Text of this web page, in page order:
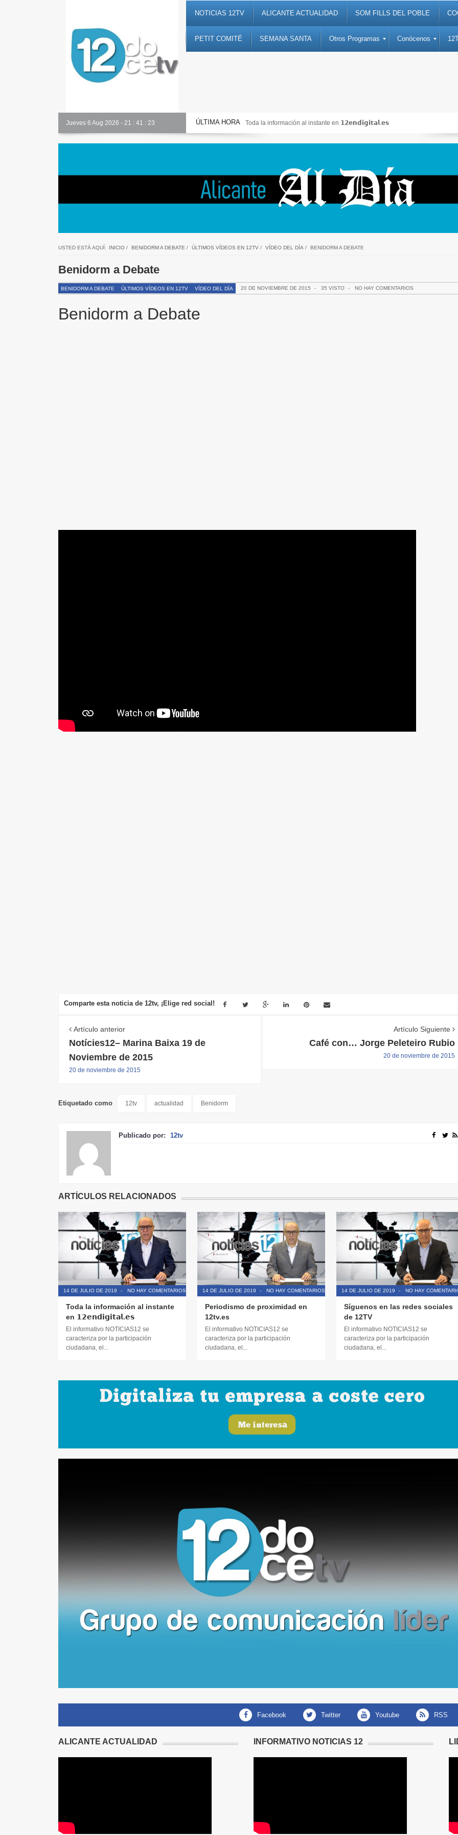
NOTICIAS 12TV ALICANTE ACTUALIDAD SOM FILLS DEL POBLE
PETIT COMITÉ SEMANA SANTA Otros Programas Conócenos
Jueves 6 Aug 2026 - 21 : 41 : 24 ÚLTIMA HORA
Alicante Actualidad Toda la información al instante en 𝟭𝟮𝗲𝗻𝗱𝗶𝗴𝗶𝘁𝗮𝗹.𝗲𝘀
USTED ESTÁ AQUÍ: INICIO/ BENIDORM A DEBATE / ÚLTIMOS VÍDEOS EN 12TV/ VÍDEO DEL DÍA / BENIDORM A DEBATE
Benidorm a Debate
BENIDORM A DEBATE ÚLTIMOS VÍDEOS EN 12TV VÍDEO DEL DÍA 20 DE NOVIEMBRE DE 2015 - 35 VISTO - NO HAY COMENTARIOS
Benidorm a Debate
Comparte esta noticia de 12tv, ¡Elige red social!
Artículo anterior
Notícies12– Marina Baixa 19 de
Noviembre de 2015
20 de noviembre de 2015
Artículo Siguiente
Café con… Jorge Peleteiro Rubio
20 de noviembre de 2015
Etiquetado como 12tv actualidad Benidorm
Publicado por: 12tv
ARTÍCULOS RELACIONADOS
14 DE JULIO DE 2019 - NO HAY COMENTARIOS
Toda la información al instante
en 𝟭𝟮𝗲𝗻𝗱𝗶𝗴𝗶𝘁𝗮𝗹.𝗲𝘀
El informativo NOTICIAS12 se
caracteriza por la participación
ciudadana, el...
14 DE JULIO DE 2019 - NO HAY COMENTARIOS
Periodismo de proximidad en
12tv.es
El informativo NOTICIAS12 se
caracteriza por la participación
ciudadana, el...
14 DE JULIO DE 2019 - NO HAY
Síguenos en las redes sociales
de 12TV
El informativo NOTICIAS12 se
caracteriza por la participación
ciudadana, el...
facebook twitter youtube RSS
ALICANTE ACTUALIDAD INFORMATIVO NOTICIAS 12